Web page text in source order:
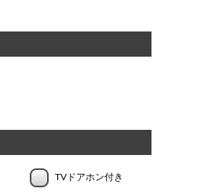
TVドアホン付き